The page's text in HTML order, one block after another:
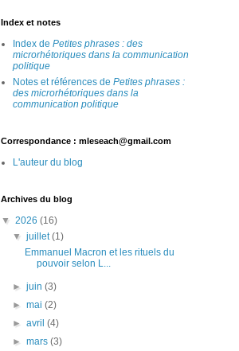
Index et notes
Index de Petites phrases : des
microrhétoriques dans la communication
politique
Notes et références de Petites phrases :
des microrhétoriques dans la
communication politique
Correspondance : mleseach@gmail.com
L'auteur du blog
Archives du blog
▼ 2026 (16)
▼juillet(1)
Emmanuel Macron et les rituels du
pouvoir selon L...
►juin(3)
►mai(2)
►avril(4)
►mars(3)